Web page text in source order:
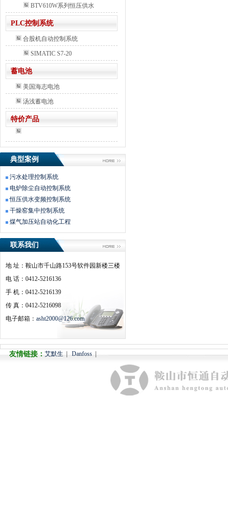
BTV610W系列恒压供水
PLC控制系统
合股机自动控制系统
SIMATIC S7-20
蓄电池
美国海志电池
汤浅蓄电池
特价产品
典型案例
污水处理控制系统
电炉除尘自动控制系统
恒压供水变频控制系统
干燥窑集中控制系统
煤气加压站自动化工程
联系我们
地 址：鞍山市千山路153号软件园新楼三楼
电 话：0412-5216136
手 机：0412-5216139
传 真：0412-5216098
电子邮箱： asht2000@126.com
友情链接： 艾默生 Danfoss